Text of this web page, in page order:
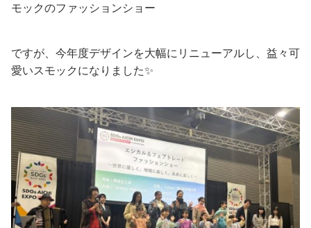
モックのファッションショー
ですが、今年度デザインを大幅にリニューアルし、益々可
愛いスモックになりました✨